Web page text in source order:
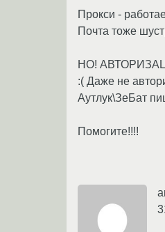
Прокси -
Почта тоже
НО!
:( Даже не
Аутлук\ЗеБат
Помогите!!!!